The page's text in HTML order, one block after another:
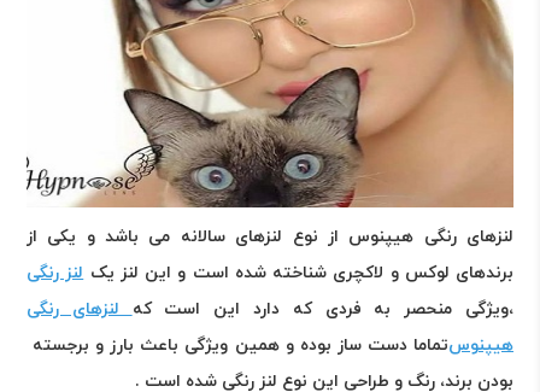
لنزهای رنگی هیپنوس از نوع لنزهای سالانه می باشد و یکی از
برندهای لوکس و لاکچری
لنز رنگیشناخته شده است و این لنز یک
ویژگی منحصر به فردی که دارد این است که،
لنزهای رنگی
هیپنوس
بودن برند، رنگ و طراحی این نوع لنز رنگی شده است .